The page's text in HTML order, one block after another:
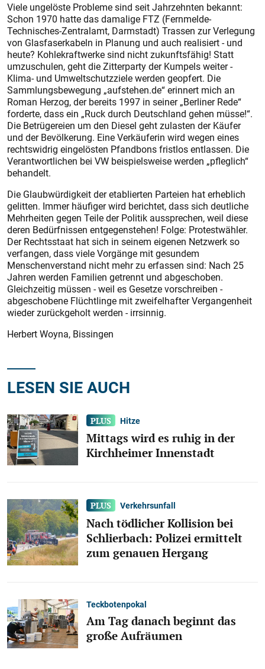
Viele ungelöste Probleme sind seit Jahrzehnten bekannt:
Schon 1970 hatte das damalige FTZ (Fernmelde-
Technisches-Zentralamt, Darmstadt) Trassen zur Verlegung
von Glasfaserkabeln in Planung und auch realisiert - und
heute? Kohlekraftwerke sind nicht zukunftsfähig! Statt
umzuschulen, geht die Zitterparty der Kumpels weiter -
Klima- und Umweltschutzziele werden geopfert. Die
Sammlungsbewegung „aufstehen.de“ erinnert mich an
Roman Herzog, der bereits 1997 in seiner „Berliner Rede“
forderte, dass ein „Ruck durch Deutschland gehen müsse!“.
Die Betrügereien um den Diesel geht zulasten der Käufer
und der Bevölkerung. Eine Verkäuferin wird wegen eines
rechtswidrig eingelösten Pfandbons fristlos entlassen. Die
Verantwortlichen bei VW beispielsweise werden „pfleglich“
behandelt.
Die Glaubwürdigkeit der etablierten Parteien hat erheblich
gelitten. Immer häufiger wird berichtet, dass sich deutliche
Mehrheiten gegen Teile der Politik aussprechen, weil diese
deren Bedürfnissen entgegenstehen! Folge: Protestwähler.
Der Rechtsstaat hat sich in seinem eigenen Netzwerk so
verfangen, dass viele Vorgänge mit gesundem
Menschenverstand nicht mehr zu erfassen sind: Nach 25
Jahren werden Familien getrennt und abgeschoben.
Gleichzeitig müssen - weil es Gesetze vorschreiben -
abgeschobene Flüchtlinge mit zweifelhafter Vergangenheit
wieder zurückgeholt werden - irrsinnig.
Herbert Woyna, Bissingen
LESEN SIE AUCH
Hitze
Mittags wird es ruhig in der
Kirchheimer Innenstadt
Verkehrsunfall
Nach tödlicher Kollision bei
Schlierbach: Polizei ermittelt
zum genauen Hergang
Teckbotenpokal
Am Tag danach beginnt das
große Aufräumen